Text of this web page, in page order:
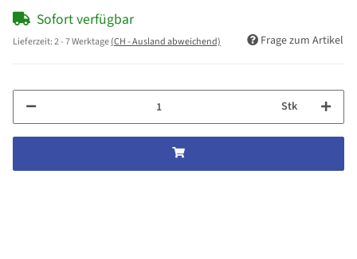
Sofort verfügbar
Lieferzeit:2 - 7 Werktage(CH - Ausland abweichend) Frage zum Artikel
Stk